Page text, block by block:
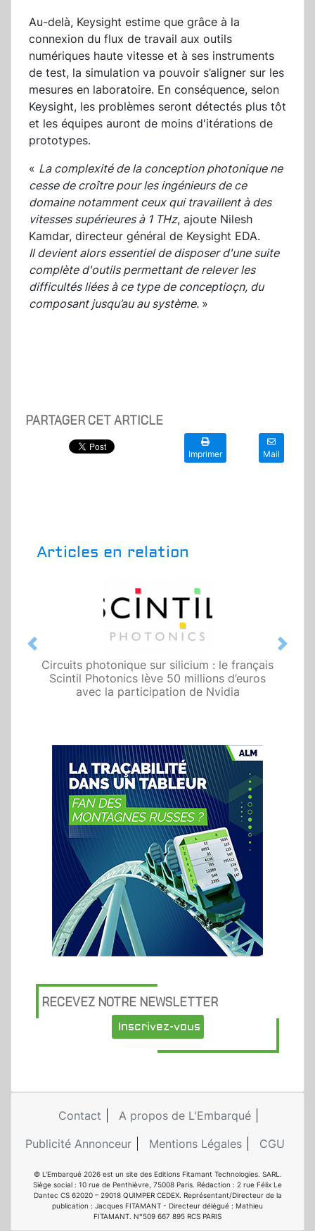
Au-delà, Keysight estime que grâce à la
connexion du flux de travail aux outils
numériques haute vitesse et à ses instruments
de test, la simulation va pouvoir s’aligner sur les
mesures en laboratoire. En conséquence, selon
Keysight, les problèmes seront détectés plus tôt
et les équipes auront de moins d'itérations de
prototypes.
« La complexité de la conception photonique ne
cesse de croître pour les ingénieurs de ce
domaine notamment ceux qui travaillent à des
vitesses supérieures à 1 THz, ajoute Nilesh
Kamdar, directeur général de Keysight EDA.
Ildevient alors essentiel de disposer d'une suite
complète d'outils permettant de relever les
difficultés liées à ce type de conceptioçn, du
composant jusqu’au au système. »
PARTAGER CET ARTICLE
Imprimer Mail
Articles en relation
Circuits photonique sur silicium : le français
Scintil Photonics lève 50 millions d’euros
avec la participation de Nvidia
Previous Next
RECEVEZ NOTRE NEWSLETTER
Inscrivez-vous
Contact
A propos de L'Embarqué
Publicité Annonceur
Mentions Légales CGU
© L'Embarqué 2026 est un site des Editions Fitamant Technologies. SARL.
Siège social : 10 rue de Penthièvre, 75008 Paris. Rédaction : 2 rue Félix Le
Dantec CS 62020 – 29018 QUIMPER CEDEX. Représentant/Directeur de la
publication : Jacques FITAMANT - Directeur délégué : Mathieu
FITAMANT. N°509 667 895 RCS PARIS